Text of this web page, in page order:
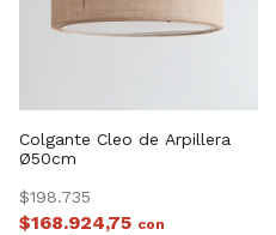
Colgante Cleo de Arpillera
Ø50cm
$198.735
$168.924,75 con